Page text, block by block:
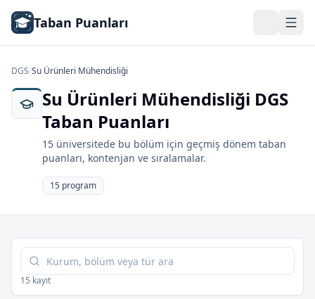
Taban Puanları
DGS/Su Ürünleri Mühendisliği
Su Ürünleri Mühendisliği DGS
Taban Puanları
15 üniversitede bu bölüm için geçmiş dönem taban
puanları, kontenjan ve sıralamalar.
15 program
Tabloda ara
15 kayıt